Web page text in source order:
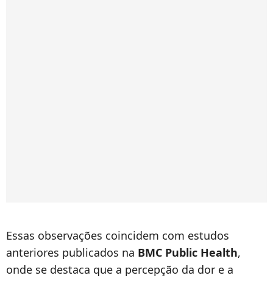
Essas observações coincidem com estudos
anteriores publicados na BMC Public Health,
onde se destaca que a percepção da dor e a